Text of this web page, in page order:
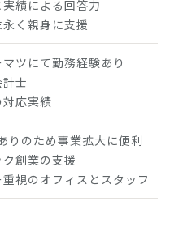
績による回答力
永く親身に支援
ツにて勤務経験あり
士
応実績
りのため事業拡大に便利
創業の支援
視のオフィスとスタッフ